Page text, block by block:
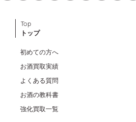
Top
トップ
初めての方へ
お酒買取実績
よくある質問
お酒の教科書
強化買取一覧